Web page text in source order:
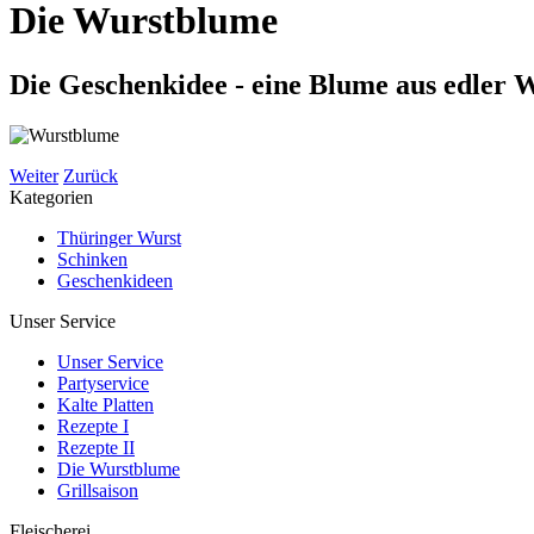
Die Wurstblume
Die Geschenkidee - eine Blume aus edler
Weiter Zurück
Kategorien
Thüringer Wurst
Schinken
Geschenkideen
Unser Service
Unser Service
Partyservice
Kalte Platten
Rezepte I
Rezepte II
Die Wurstblume
Grillsaison